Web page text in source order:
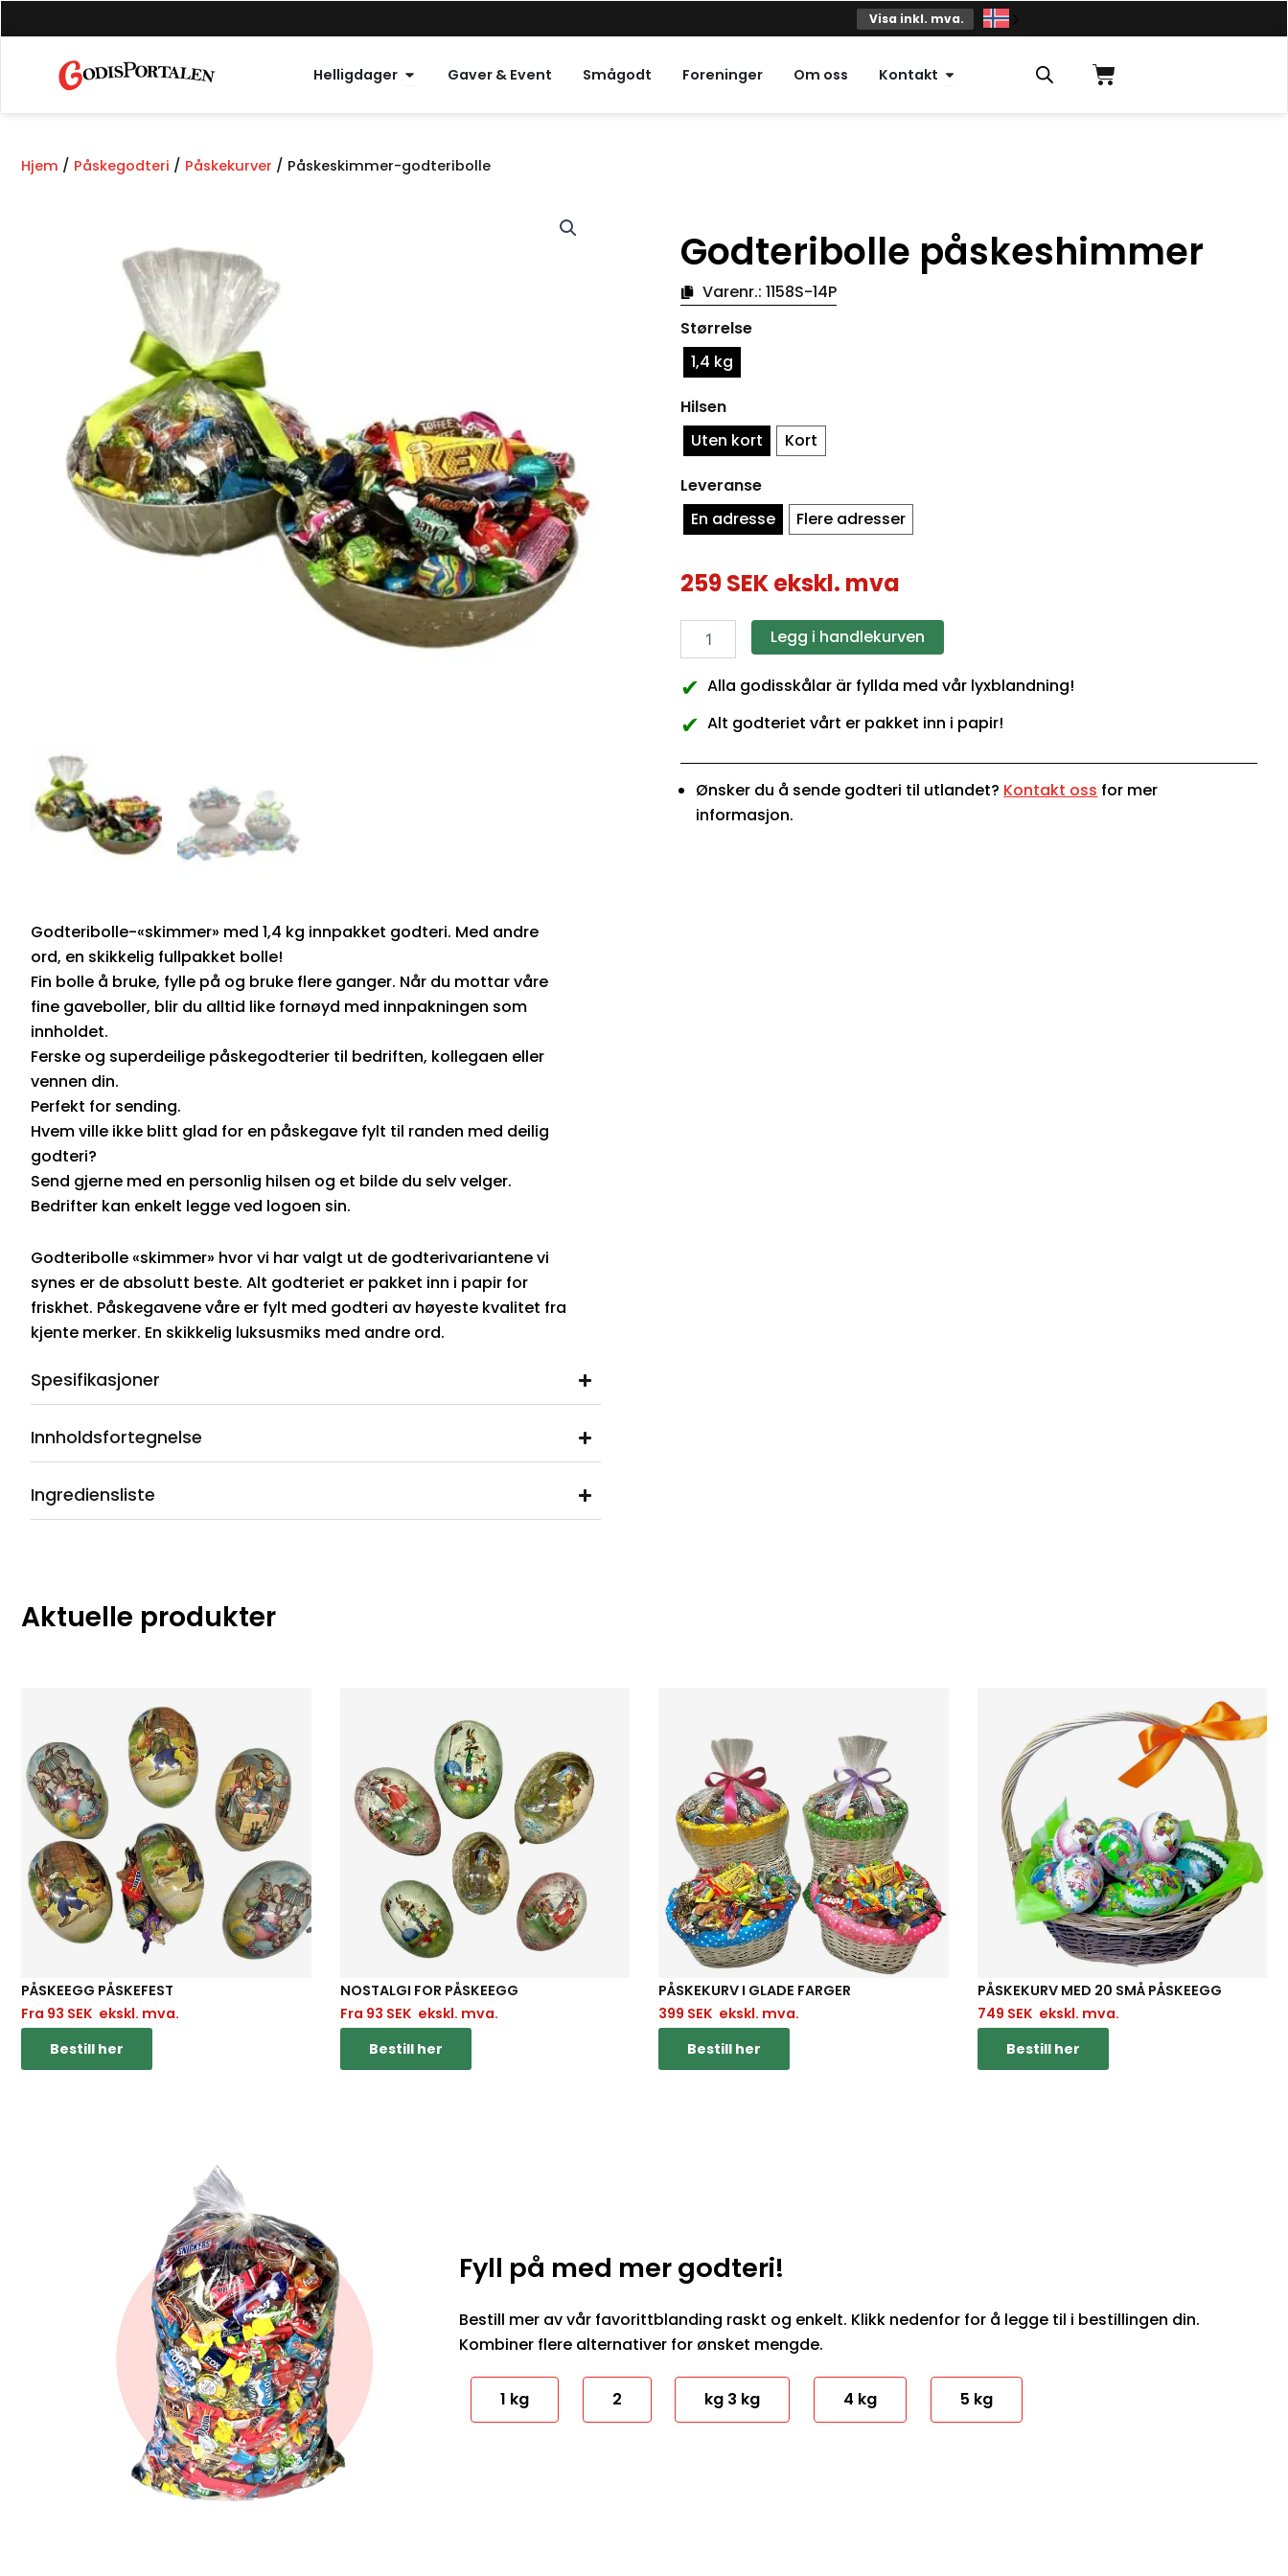
til
Visa inkl. mva.
Helligdager Åpne helligdager
Gaver & Event Smågodt Foreninger Om oss Kontakt Åpne kontakt Handlekurv
Hjem / Påskegodteri / Påskekurver / Påskeskimmer-godteribolle
Godteribolle-«skimmer» med 1,4 kg innpakket godteri. Med andre
ord, en skikkelig fullpakket bolle!
Fin bolle å bruke, fylle på og bruke flere ganger. Når du mottar våre
fine gaveboller, blir du alltid like fornøyd med innpakningen som
innholdet.
Ferske og superdeilige påskegodterier til bedriften, kollegaen eller
vennen din.
Perfekt for sending.
Hvem ville ikke blitt glad for en påskegave fylt til randen med deilig
godteri?
Send gjerne med en personlig hilsen og et bilde du selv velger.
Bedrifter kan enkelt legge ved logoen sin.
Godteribolle «skimmer» hvor vi har valgt ut de godterivariantene vi
synes er de absolutt beste. Alt godteriet er pakket inn i papir for
friskhet. Påskegavene våre er fylt med godteri av høyeste kvalitet fra
kjente merker. En skikkelig luksusmiks med andre ord.
Spesifikasjoner
Innholdsfortegnelse
Ingrediensliste
Godteribolle påskeshimmer
Varenr.: 1158S-14P
Størrelse
1,4 kg
Hilsen
Uten kort
Kort
Leveranse
En adresse
Flere adresser
259SEKekskl. mva
godteriboller
for
påskeshimmer
Legg i handlekurven
✔ Alla godisskålar är fyllda med vår lyxblandning!
✔ Alt godteriet vårt er pakket inn i papir!
Ønsker du å sende godteri til utlandet? Kontakt oss for mer
informasjon.
Aktuelle produkter
PÅSKEEGG PÅSKEFEST
Fra 93 SEK ekskl. mva.
Bestill her
NOSTALGI FOR PÅSKEEGG
Fra 93 SEK ekskl. mva.
Bestill her
PÅSKEKURV I GLADE FARGER
399 SEK ekskl. mva.
Bestill her
PÅSKEKURV MED 20 SMÅ PÅSKEEGG
749 SEK ekskl. mva.
Bestill her
Fyll på med mer godteri!
Bestill mer av vår favorittblanding raskt og enkelt. Klikk nedenfor for å legge til i bestillingen din.
Kombiner flere alternativer for ønsket mengde.
1 kg 2 kg 3 kg 4 kg 5 kg